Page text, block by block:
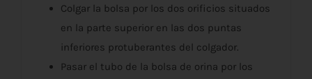
Colgar la bolsa por los dos orificios situados
en la parte superior en las dos puntas
inferiores protuberantes del colgador.
Pasar el tubo de la bolsa de orina por los